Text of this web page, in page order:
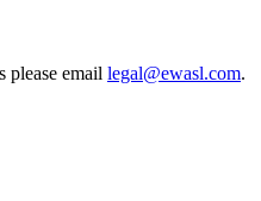
please email legal@ewasl.com.